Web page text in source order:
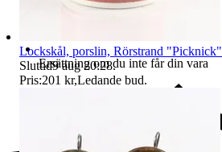
Ersättning om du inte får din vara
Lockskål, porslin, Rörstrand "Picknick"
Sluttid9 aug 20:28.
Pris:201 kr,Ledande bud.